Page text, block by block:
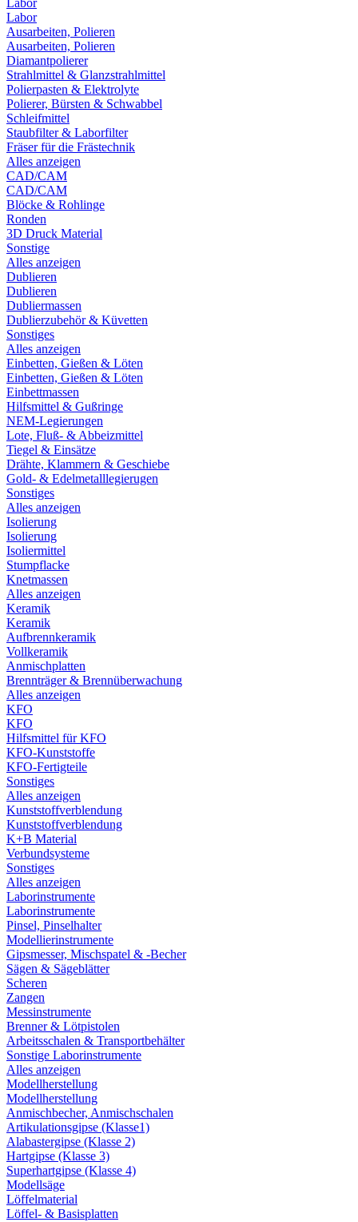
Labor
Labor
Ausarbeiten, Polieren
Ausarbeiten, Polieren
Diamantpolierer
Strahlmittel & Glanzstrahlmittel
Polierpasten & Elektrolyte
Polierer, Bürsten & Schwabbel
Schleifmittel
Staubfilter & Laborfilter
Fräser für die Frästechnik
Alles anzeigen
CAD/CAM
CAD/CAM
Blöcke & Rohlinge
Ronden
3D Druck Material
Sonstige
Alles anzeigen
Dublieren
Dublieren
Dubliermassen
Dublierzubehör & Küvetten
Sonstiges
Alles anzeigen
Einbetten, Gießen & Löten
Einbetten, Gießen & Löten
Einbettmassen
Hilfsmittel & Gußringe
NEM-Legierungen
Lote, Fluß- & Abbeizmittel
Tiegel & Einsätze
Drähte, Klammern & Geschiebe
Gold- & Edelmetalllegierugen
Sonstiges
Alles anzeigen
Isolierung
Isolierung
Isoliermittel
Stumpflacke
Knetmassen
Alles anzeigen
Keramik
Keramik
Aufbrennkeramik
Vollkeramik
Anmischplatten
Brennträger & Brennüberwachung
Alles anzeigen
KFO
KFO
Hilfsmittel für KFO
KFO-Kunststoffe
KFO-Fertigteile
Sonstiges
Alles anzeigen
Kunststoffverblendung
Kunststoffverblendung
K+B Material
Verbundsysteme
Sonstiges
Alles anzeigen
Laborinstrumente
Laborinstrumente
Pinsel, Pinselhalter
Modellierinstrumente
Gipsmesser, Mischspatel & -Becher
Sägen & Sägeblätter
Scheren
Zangen
Messinstrumente
Brenner & Lötpistolen
Arbeitsschalen & Transportbehälter
Sonstige Laborinstrumente
Alles anzeigen
Modellherstellung
Modellherstellung
Anmischbecher, Anmischschalen
Artikulationsgipse (Klasse1)
Alabastergipse (Klasse 2)
Hartgipse (Klasse 3)
Superhartgipse (Klasse 4)
Modellsäge
Löffelmaterial
Löffel- & Basisplatten